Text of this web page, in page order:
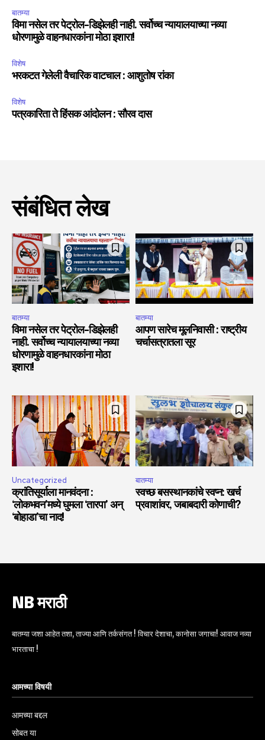
बातम्या
विमा नसेल तर पेट्रोल-डिझेलही नाही. सर्वोच्च न्यायालयाच्या नव्या
धोरणामुळे वाहनधारकांना मोठा इशारा!
विशेष
भरकटत गेलेली वैचारिक वाटचाल : आशुतोष रांका
विशेष
पत्रकारिता ते हिंसक आंदोलन : सौरव दास
संबंधित लेख
बातम्या
विमा नसेल तर पेट्रोल-डिझेलही
नाही. सर्वोच्च न्यायालयाच्या नव्या
धोरणामुळे वाहनधारकांना मोठा
इशारा!
बातम्या
आपण सारेच मूलनिवासी : राष्ट्रीय
चर्चासत्रातला सूर
Uncategorized
क्रांतिसूर्याला मानवंदना :
‘लोकभवन’मध्ये घुमला ‘तारपा’ अन्
‘बोहाडा’चा नाद!
बातम्या
स्वच्छ बसस्थानकांचे स्वप्न: खर्च
प्रवाशांवर, जबाबदारी कोणाची?
NB मराठी
बातम्या जशा आहेत तशा, ताज्या आणि तर्कसंगत ! विचार देशाचा, कानोसा जगाचा! आवाज नव्या
भारताचा !
आमच्या विषयी
आमच्या बद्दल
सोबत या